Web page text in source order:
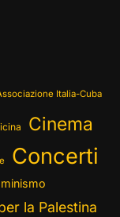
Italia-Cuba
Cinema
Concerti
la Palestina